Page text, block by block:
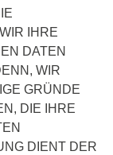
IHRE
DATEN
WIR
GRÜNDE
DIE IHRE
DIENT DER